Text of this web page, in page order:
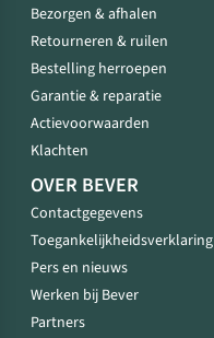
Bezorgen & afhalen
Retourneren & ruilen
Bestelling herroepen
Garantie & reparatie
Actievoorwaarden
Klachten
OVER BEVER
Contactgegevens
Toegankelijkheidsverklaring
Pers en nieuws
Werken bij Bever
Partners